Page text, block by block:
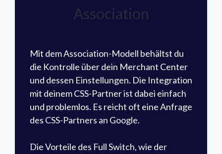
und ein gewisses Maß an Vertrauen
Association
Mit dem Association-Modell behältst du
die Kontrolle über dein Merchant Center
und dessen Einstellungen. Die Integration
mit deinem CSS-Partner ist dabei einfach
und problemlos. Es reicht oft eine Anfrage
des CSS-Partners an Google.
Die Vorteile des Full Switch, wie der